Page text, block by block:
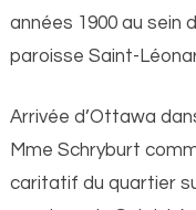
années 1900 au sein
paroisse Saint-
Arrivée d’Ottawa
Mme Schryburt
caritatif du quartier